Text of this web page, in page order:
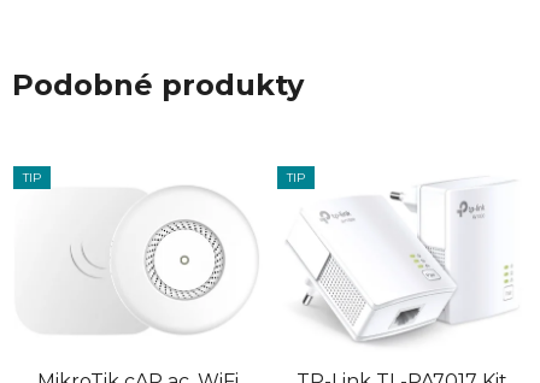
Podobné produkty
TIP TIP